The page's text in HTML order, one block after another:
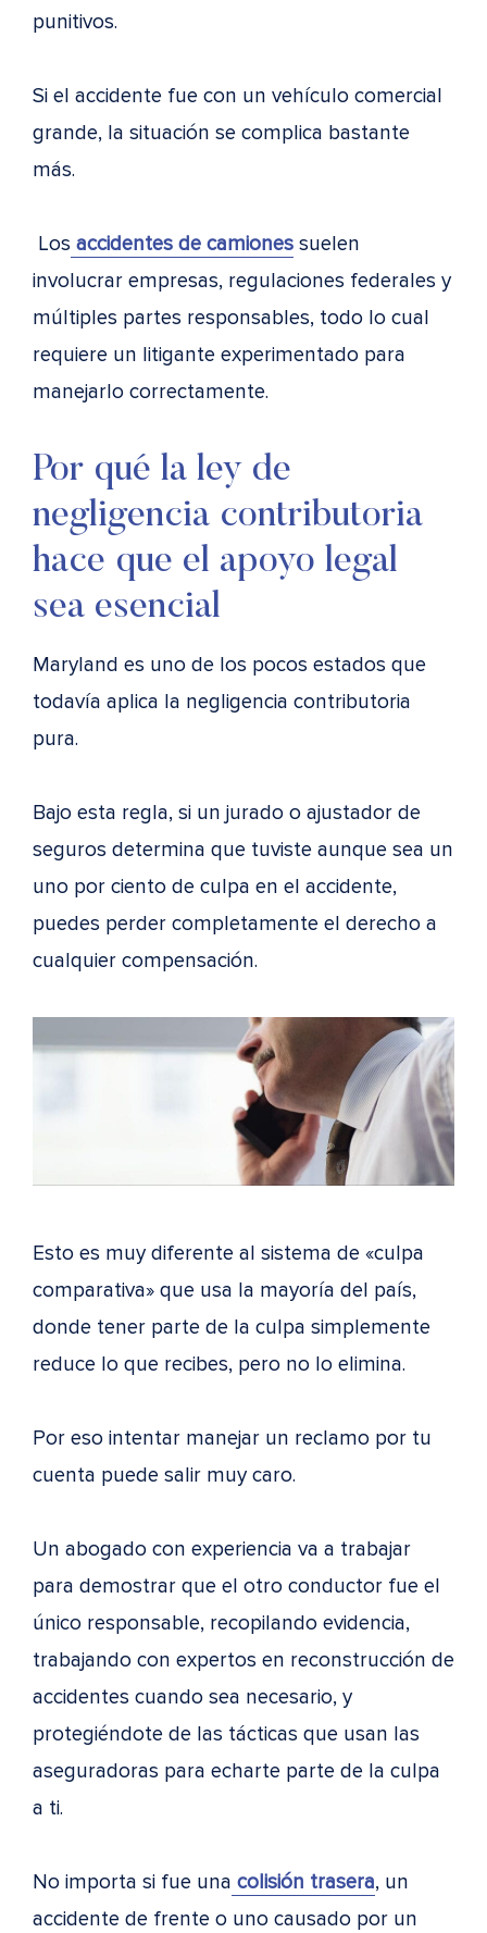
punitivos.
Si el accidente fue con un vehículo comercial
grande, la situación se complica bastante
más.
Los accidentes de camiones suelen
involucrar empresas, regulaciones federales y
múltiples partes responsables, todo lo cual
requiere un litigante experimentado para
manejarlo correctamente.
Por qué la ley de
negligencia contributoria
hace que el apoyo legal
sea esencial
Maryland es uno de los pocos estados que
todavía aplica la negligencia contributoria
pura.
Bajo esta regla, si un jurado o ajustador de
seguros determina que tuviste aunque sea un
uno por ciento de culpa en el accidente,
puedes perder completamente el derecho a
cualquier compensación.
Esto es muy diferente al sistema de «culpa
comparativa» que usa la mayoría del país,
donde tener parte de la culpa simplemente
reduce lo que recibes, pero no lo elimina.
Por eso intentar manejar un reclamo por tu
cuenta puede salir muy caro.
Un abogado con experiencia va a trabajar
para demostrar que el otro conductor fue el
único responsable, recopilando evidencia,
trabajando con expertos en reconstrucción de
accidentes cuando sea necesario, y
protegiéndote de las tácticas que usan las
aseguradoras para echarte parte de la culpa
a ti.
No importa si fue una colisión trasera, un
accidente de frente o uno causado por un